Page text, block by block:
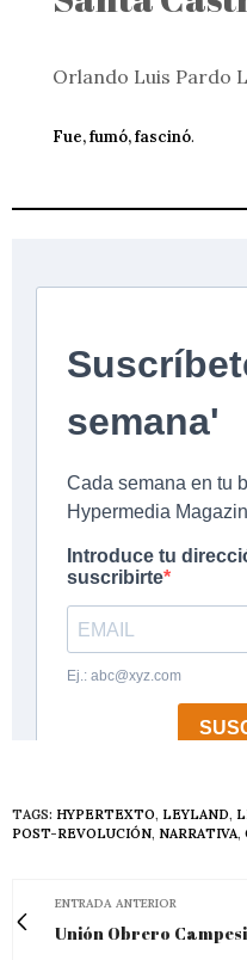
Orlando Luis Pardo
Fue, fumó, fascinó.
TAGS: HYPERTEXTO, LEYLAND,
POST-REVOLUCIÓN, NARRATIVA,
ENTRADA ANTERIOR
Unión Obrero